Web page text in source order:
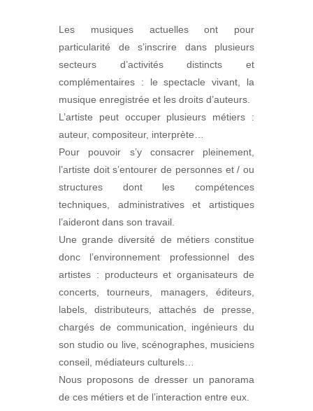
Les musiques actuelles ont pour
particularité de s’inscrire dans plusieurs
secteurs d’activités distincts et
complémentaires : le spectacle vivant, la
musique enregistrée et les droits d’auteurs.
L’artiste peut occuper plusieurs métiers :
auteur, compositeur, interprète…
Pour pouvoir s’y consacrer pleinement,
l’artiste doit s’entourer de personnes et / ou
structures dont les compétences
techniques, administratives et artistiques
l’aideront dans son travail.
Une grande diversité de métiers constitue
donc l’environnement professionnel des
artistes : producteurs et organisateurs de
concerts, tourneurs, managers, éditeurs,
labels, distributeurs, attachés de presse,
chargés de communication, ingénieurs du
son studio ou live, scénographes, musiciens
conseil, médiateurs culturels…
Nous proposons de dresser un panorama
de ces métiers et de l’interaction entre eux.